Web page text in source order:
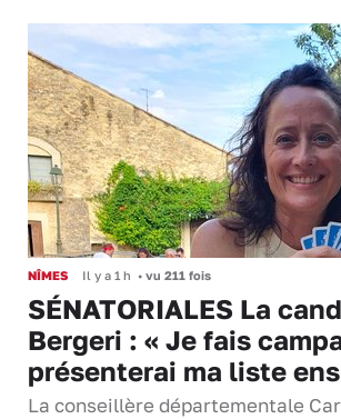
NÎMES Il y a 1 h • vu 211 fois
SÉNATORIALES La
Bergeri : « Je fais
présenterai ma liste
La conseillère départementale